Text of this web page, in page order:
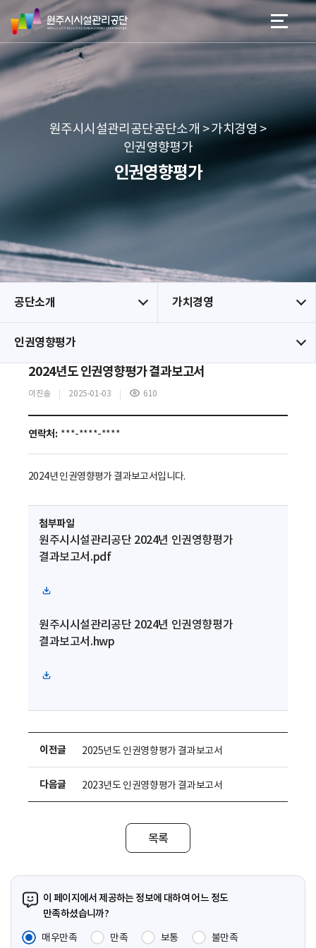
네
비
게
본문 바로가기
메뉴 바로가기
원
주
시
시
설
관
리
원주시시설관리공단공단소개 > 가치경영 >
인권영향평가
인권영향평가
공단소개 가치경영
인권영향평가
2024년도 인권영향평가 결과보고서
이진솔 2025-01-03
조
610
연락처: ***-****-****
2024년 인권영향평가 결과보고서입니다.
첨부파일
원주시시설관리공단 2024년 인권영향평가
결과보고서.pdf
파
다
운
드
원주시시설관리공단 2024년 인권영향평가
결과보고서.hwp
파
다
로
이전글 2025년도 인권영향평가 결과보고서
다음글 2023년도 인권영향평가 결과보고서
목록
이 페이지에서 제공하는 정보에 대하여 어느 정도
만족하셨습니까?
매우만족
만족 보통 불만족